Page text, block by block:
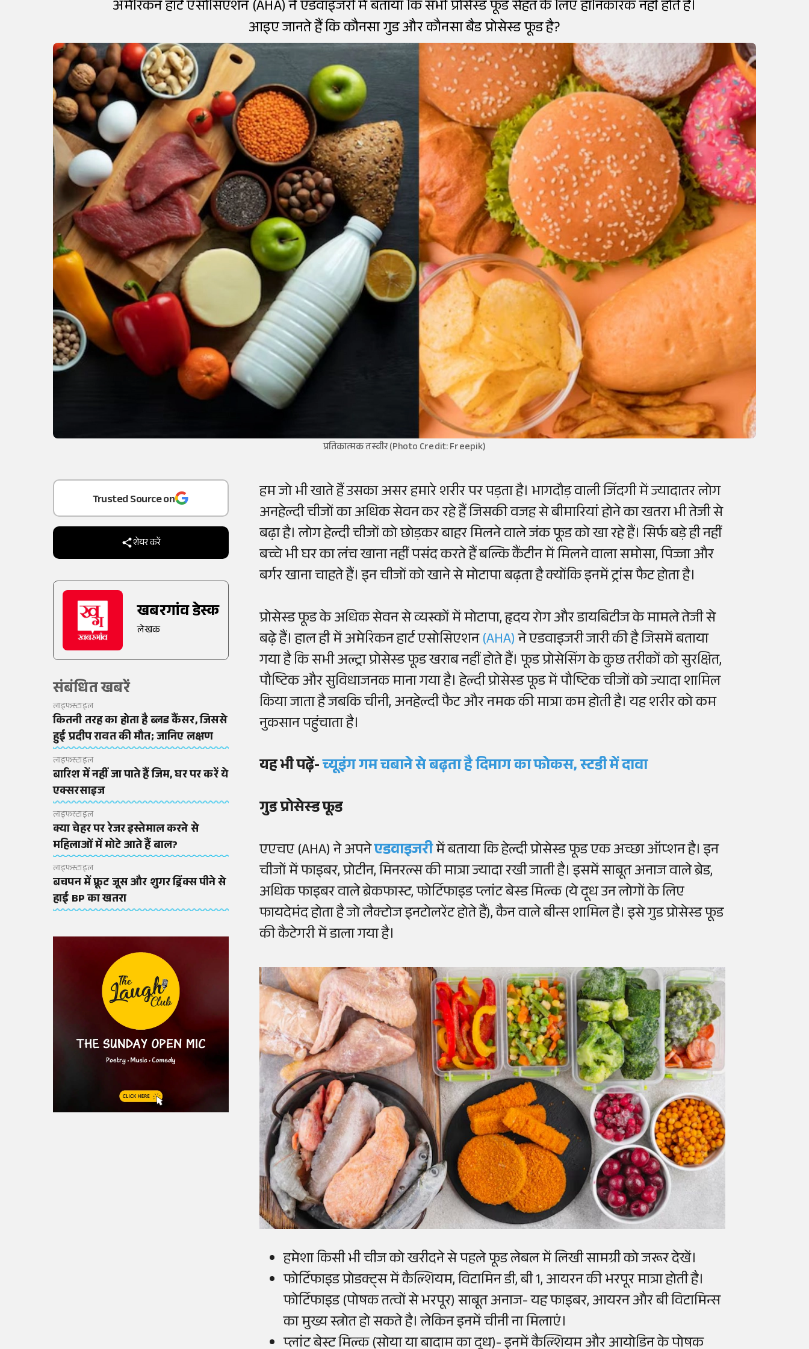
अमेरिकन हार्ट एसोसिएशन (AHA) ने एडवाइजरी में बताया कि सभी प्रोसेस्ड फूड सेहत के लिए हानिकारक नहीं होते हैं।
आइए जानते हैं कि कौनसा गुड और कौनसा बैड प्रोसेस्ड फूड है?
प्रतिकात्मक तस्वीर (Photo Credit: Freepik)
Add
as a
Trusted Source on
शेयर करें
खबरगांव डेस्क
लेखक
संबंधित खबरें
लाइफस्टाइल
कितनी तरह का होता है ब्लड कैंसर, जिससे
हुई प्रदीप रावत की मौत; जानिए लक्षण
लाइफस्टाइल
बारिश में नहीं जा पाते हैं जिम, घर पर करें ये
एक्सरसाइज
लाइफस्टाइल
क्या चेहर पर रेजर इस्तेमाल करने से
महिलाओं में मोटे आते हैं बाल?
लाइफस्टाइल
बचपन में फ्रूट जूस और शुगर ड्रिंक्स पीने से
हाई BP का खतरा
हम जो भी खाते हैं उसका असर हमारे शरीर पर पड़ता है। भागदौड़ वाली जिंदगी में ज्यादातर लोग
अनहेल्दी चीजों का अधिक सेवन कर रहे हैं जिसकी वजह से बीमारियां होने का खतरा भी तेजी से
बढ़ा है। लोग हेल्दी चीजों को छोड़कर बाहर मिलने वाले जंक फूड को खा रहे हैं। सिर्फ बड़े ही नहीं
बच्चे भी घर का लंच खाना नहीं पसंद करते हैं बल्कि कैंटीन में मिलने वाला समोसा, पिज्जा और
बर्गर खाना चाहते हैं। इन चीजों को खाने से मोटापा बढ़ता है क्योंकि इनमें ट्रांस फैट होता है।
प्रोसेस्ड फूड के अधिक सेवन से व्यस्कों में मोटापा, हृदय रोग और डायबिटीज के मामले तेजी से
बढ़े हैं। हाल ही में अमेरिकन हार्ट एसोसिएशन(AHA)ने एडवाइजरी जारी की है जिसमें बताया
गया है कि सभी अल्ट्रा प्रोसेस्ड फूड खराब नहीं होते हैं। फूड प्रोसेसिंग के कुछ तरीकों को सुरक्षित,
पौष्टिक और सुविधाजनक माना गया है। हेल्दी प्रोसेस्ड फूड में पौष्टिक चीजों को ज्यादा शामिल
किया जाता है जबकि चीनी, अनहेल्दी फैट और नमक की मात्रा कम होती है। यह शरीर को कम
नुकसान पहुंचाता है।
यह भी पढ़ें-च्यूइंगगम चबाने से बढ़ता है दिमाग काफोकस,स्टडीमें दावा
गुड प्रोसेस्ड फूड
एएचए (AHA) ने अपनेएडवाइजरीमें बताया कि हेल्दी प्रोसेस्ड फूड एक अच्छा ऑप्शन है। इन
चीजों में फाइबर, प्रोटीन, मिनरल्स की मात्रा ज्यादा रखी जाती है। इसमें साबूत अनाज वाले ब्रेड,
अधिक फाइबर वाले ब्रेकफास्ट, फोर्टिफाइड प्लांट बेस्ड मिल्क (ये दूध उन लोगों के लिए
फायदेमंद होता है जो लैक्टोज इनटोलरेंट होते हैं), कैन वाले बीन्स शामिल है। इसे गुड प्रोसेस्ड फूड
की कैटेगरी में डाला गया है।
हमेशा किसी भी चीज को खरीदने से पहले फूड लेबल में लिखी सामग्री को जरूर देखें।
फोर्टिफाइड प्रोडक्ट्स में कैल्शियम, विटामिन डी, बी 1, आयरन की भरपूर मात्रा होती है।
फोर्टिफाइड (पोषक तत्वों से भरपूर) साबूत अनाज- यह फाइबर, आयरन और बी विटामिन्स
का मुख्य स्त्रोत हो सकते है। लेकिन इनमें चीनी ना मिलाएं।